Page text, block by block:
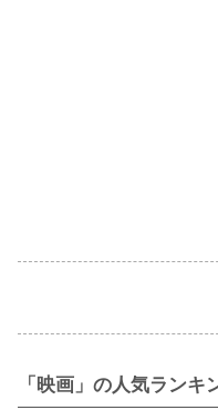
「映画」の人気ランキ